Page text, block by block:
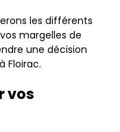
les différents
margelles de
une décision
Floirac.
vos